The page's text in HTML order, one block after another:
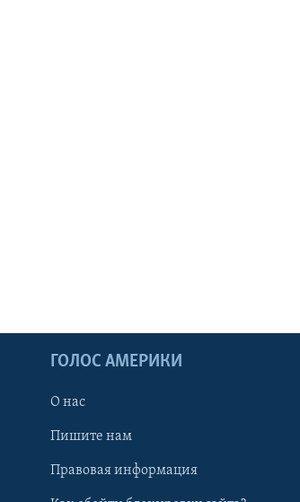
ГОЛОС АМЕРИКИ
О нас
Пишите нам
Правовая информация